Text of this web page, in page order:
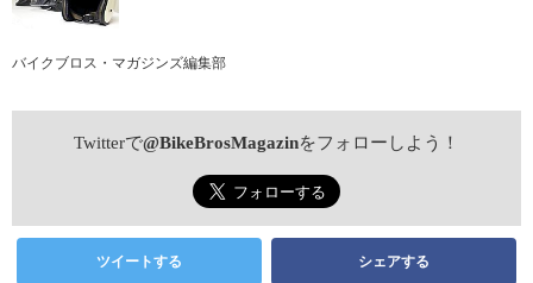
バイクブロス・マガジンズ編集部
Twitterで@BikeBrosMagazinをフォローしよう！
ツイートする シェアする